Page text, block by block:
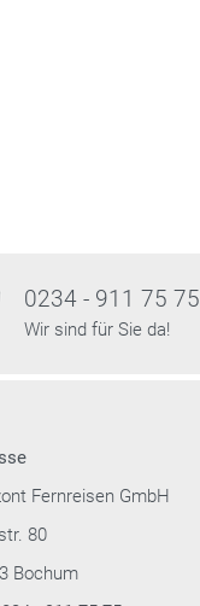
0234 - 911 75 75
Wir sind für Sie da!
Fernreisen GmbH
80
Bochum